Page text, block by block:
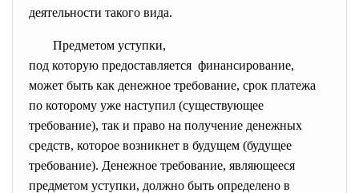
деятельности такого вида.
Предметом уступки,
под которую предоставляется финансирование,
может быть как денежное требование, срок платежа
по которому уже наступил (существующее
требование), так и право на получение денежных
средств, которое возникнет в будущем (будущее
требование). Денежное требование, являющееся
предметом уступки, должно быть определено в